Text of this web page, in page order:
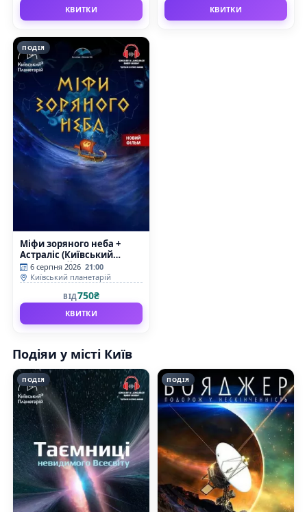
КВИТКИ КВИТКИ
ПОДІЯ
Міфи зоряного неба +
Астраліс (Київський
планетарій)
6 серпня 2026 21:00
Київський планетарій
ВІД750₴
КВИТКИ
Подіяи у місті Київ
ПОДІЯ ПОДІЯ